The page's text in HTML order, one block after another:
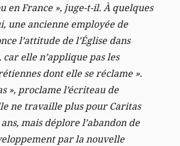
en France », juge-t-il.À quelques
une ancienne employée de
l’attitude de l’Église dans
elle n’applique pas les
dont elle se réclame ».
», proclame l’écriteau de
ne travaille plus pour Caritas
mais déplore l’abandon de
par la nouvelle